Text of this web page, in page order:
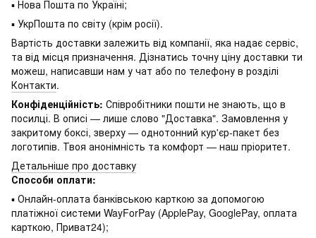
▪ Нова Пошта по Україні;
▪ УкрПошта по світу (крім росії).
Вартість доставки залежить від компанії, яка надає сервіс,
та від місця призначення. Дізнатись точну ціну доставки ти
можеш, написавши нам у чат або по телефону в розділі
Контакти.
Конфіденційність: Співробітники пошти не знають, що в
посилці. В описі — лише слово "Доставка". Замовлення у
закритому боксі, зверху — однотонний кур'єр-пакет без
логотипів. Твоя анонімність та комфорт — наш пріоритет.
Детальніше про доставку
Способи оплати:
▪ Онлайн-оплата банківською карткою за допомогою
платіжної системи WayForPay (ApplePay, GooglePay, оплата
карткою, Приват24);